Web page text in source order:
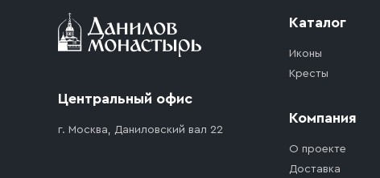
Центральный офис
г. Москва, Даниловский вал 22
Каталог
Иконы
Кресты
Компания
О проекте
Доставка